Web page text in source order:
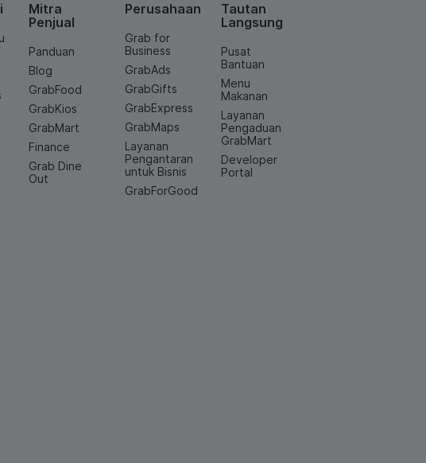
Mitra
Penjual
Panduan
Blog
GrabFood
GrabKios
GrabMart
Finance
Grab Dine
Out
Perusahaan
Grab for
Business
GrabAds
GrabGifts
GrabExpress
GrabMaps
Layanan
Pengantaran
untuk Bisnis
GrabForGood
Tautan
Langsung
Pusat
Bantuan
Menu
Makanan
Layanan
Pengaduan
GrabMart
Developer
Portal